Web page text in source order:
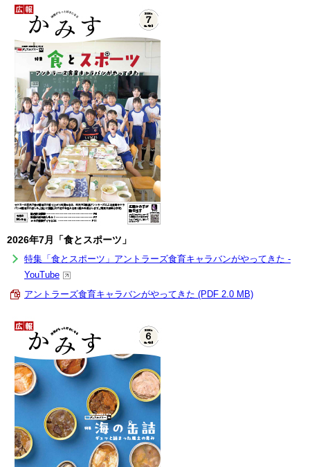
2026年7月「食とスポーツ」
特集「食とスポーツ」アントラーズ食育キャラバンがやってきた -
YouTube
アントラーズ食育キャラバンがやってきた (PDF 2.0 MB)